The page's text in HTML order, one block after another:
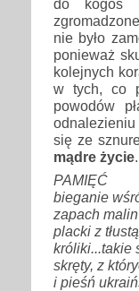
nie było
ponieważ
kolejnych
w tych, co
powodów
się ze
mądre życie
PAMIĘĆ
bieganie
zapach
placki z
króliki...takie
skręty, z
i pieśń